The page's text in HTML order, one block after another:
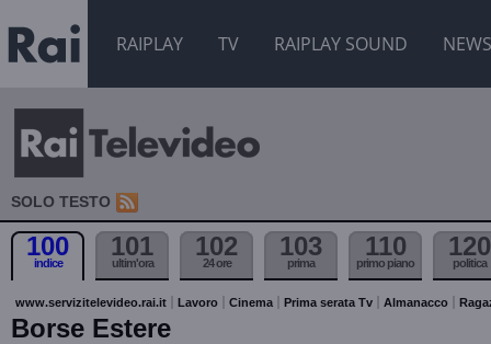
RAIPLAY TV RAIPLAY SOUND NEWS
SOLO TESTO
100
indice
101
ultim'ora
102
24 ore
103
prima
110
primo piano
120
politica
www.servizitelevideo.rai.it Lavoro Cinema Prima serata Tv Almanacco
Borse Estere